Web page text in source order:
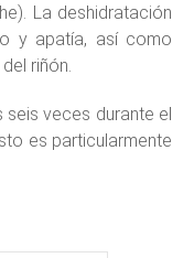
La deshidratación
y apatía, así como
riñón.
seis veces durante el
es particularmente